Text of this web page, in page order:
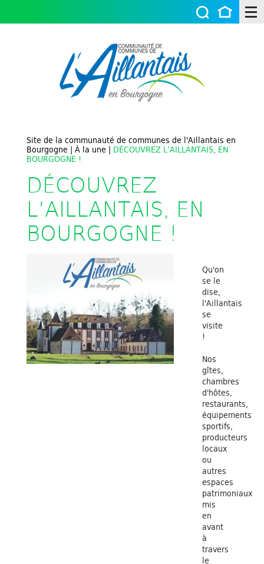
Site de la communauté de communes de l'Aillantais en
Bourgogne | À la une | DÉCOUVREZ L’AILLANTAIS, EN
BOURGOGNE !
DÉCOUVREZ
L’AILLANTAIS, EN
BOURGOGNE !
Qu'on
se le
dise,
l'Aillantais
se
visite
!
Nos
gîtes,
chambres
d'hôtes,
restaurants,
équipements
sportifs,
producteurs
locaux
ou
autres
espaces
patrimoniaux
mis
en
avant
à
travers
le